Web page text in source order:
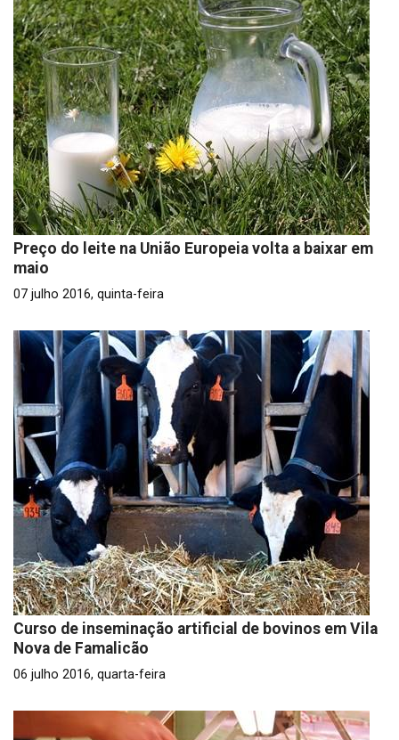
Preço do leite na União Europeia volta a baixar em
maio
07 julho 2016, quinta-feira
Curso de inseminação artificial de bovinos em Vila
Nova de Famalicão
06 julho 2016, quarta-feira